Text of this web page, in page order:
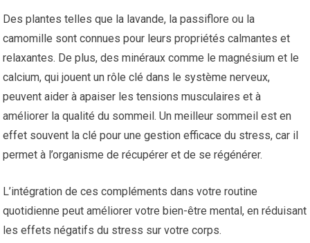
Des plantes telles que la lavande, la passiflore ou la
camomille sont connues pour leurs propriétés calmantes et
relaxantes. De plus, des minéraux comme le magnésium et le
calcium, qui jouent un rôle clé dans le système nerveux,
peuvent aider à apaiser les tensions musculaires et à
améliorer la qualité du sommeil. Un meilleur sommeil est en
effet souvent la clé pour une gestion efficace du stress, car il
permet à l’organisme de récupérer et de se régénérer.
L’intégration de ces compléments dans votre routine
quotidienne peut améliorer votre bien-être mental, en réduisant
les effets négatifs du stress sur votre corps.